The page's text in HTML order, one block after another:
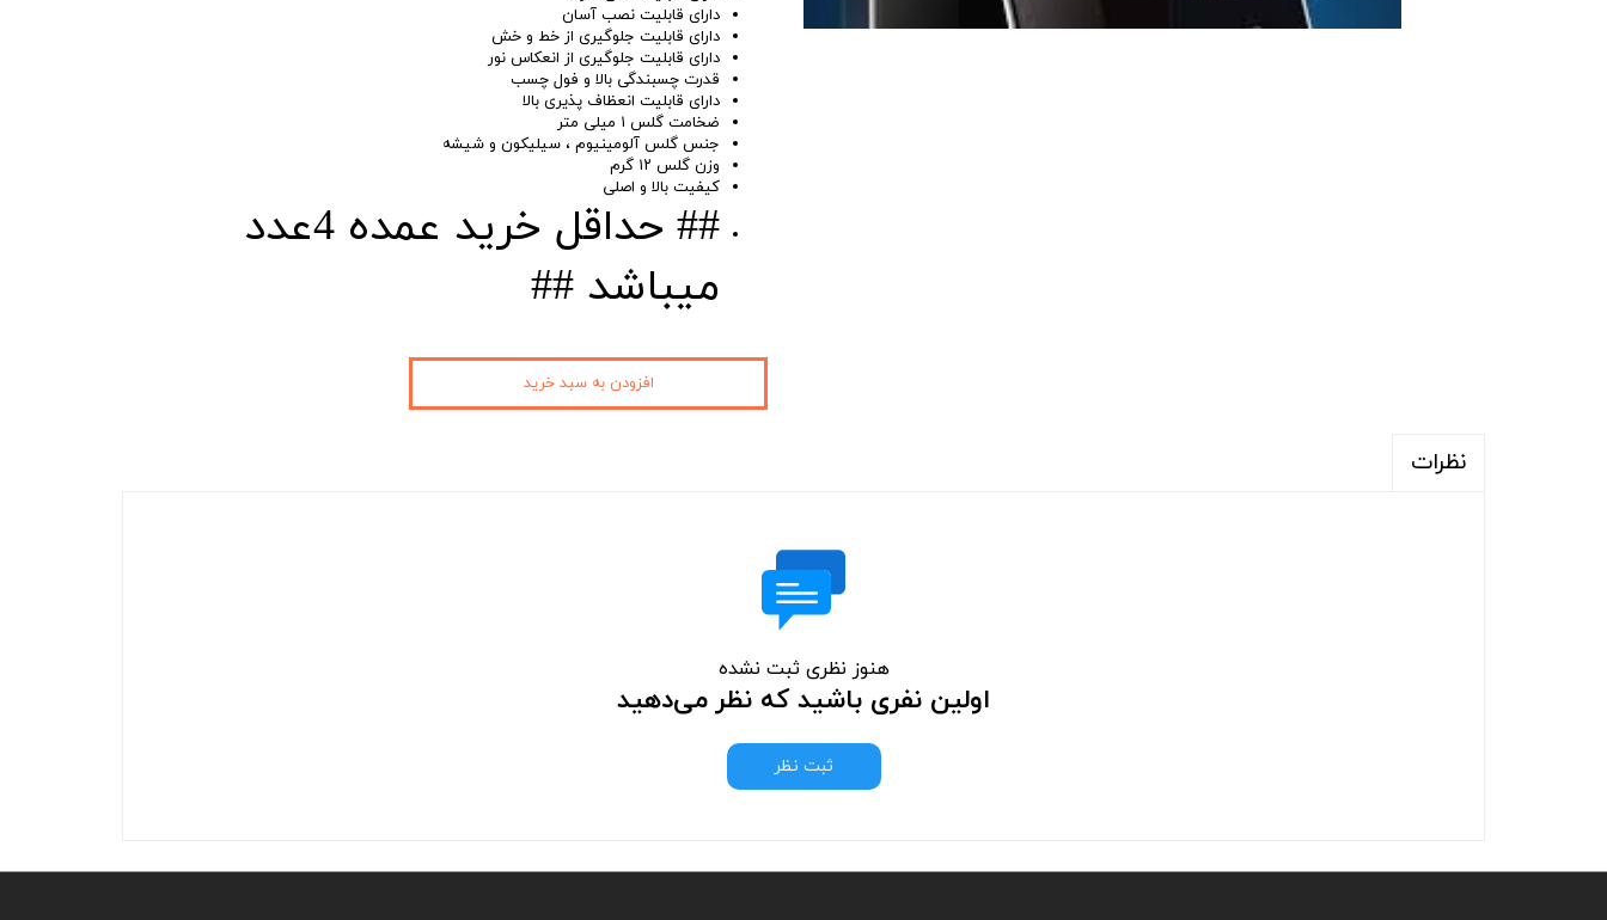
دارای قابلیت نصب آسان
دارای قابلیت جلوگیری از خط و خش
دارای قابلیت جلوگیری از انعکاس نور
قدرت چسبندگی بالا و فول چسب
دارای قابلیت انعظاف پذیری بالا
ضخامت گلس ۱ میلی متر
جنس گلس آلومینیوم ، سیلیکون و شیشه
وزن گلس ۱۲ گرم
کیفیت بالا و اصلی
## حداقل خرید عمده 4عدد
میباشد ##
افزودن به سبد خرید
نظرات
هنوز نظری ثبت نشده
اولین نفری باشید که نظر می‌دهید
ثبت نظر